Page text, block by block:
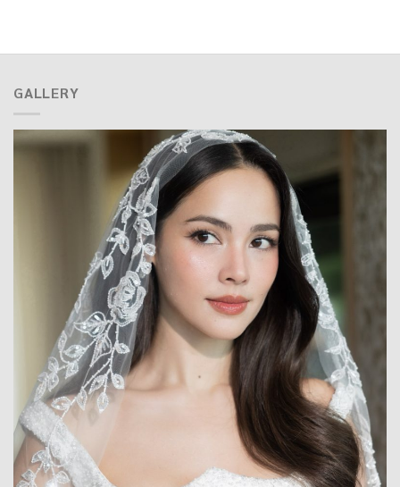
GALLERY